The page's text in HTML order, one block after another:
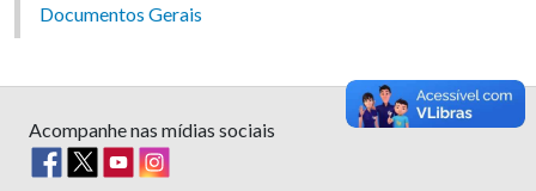
Documentos Gerais
Acompanhe nas mídias sociais